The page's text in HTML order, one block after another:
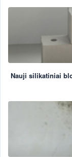
Nauji silikatiniai